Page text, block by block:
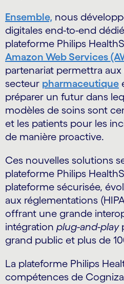
Ensemble, nous
digitales end-to-end
plateforme Philips
Amazon Web Services
partenariat permettra
secteur pharmaceutique
préparer un futur dans
modèles de soins sont
et les patients pour les
de manière proactive.
Ces nouvelles solutions
plateforme Philips
plateforme sécurisée,
aux réglementations
offrant une grande
intégration plug-and-play
grand public et plus de
La plateforme Philips
compétences de